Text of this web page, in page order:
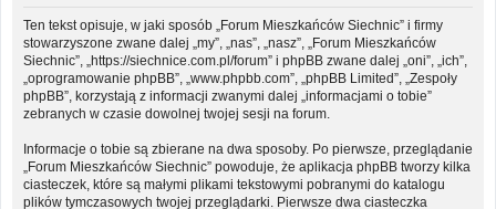
Ten tekst opisuje, w jaki sposób „Forum Mieszkańców Siechnic” i firmy
stowarzyszone zwane dalej „my”, „nas”, „nasz”, „Forum Mieszkańców
Siechnic”, „https://siechnice.com.pl/forum” i phpBB zwane dalej „oni”, „ich”,
„oprogramowanie phpBB”, „www.phpbb.com”, „phpBB Limited”, „Zespoły
phpBB”, korzystają z informacji zwanymi dalej „informacjami o tobie”
zebranych w czasie dowolnej twojej sesji na forum.
Informacje o tobie są zbierane na dwa sposoby. Po pierwsze, przeglądanie
„Forum Mieszkańców Siechnic” powoduje, że aplikacja phpBB tworzy kilka
ciasteczek, które są małymi plikami tekstowymi pobranymi do katalogu
plików tymczasowych twojej przeglądarki. Pierwsze dwa ciasteczka